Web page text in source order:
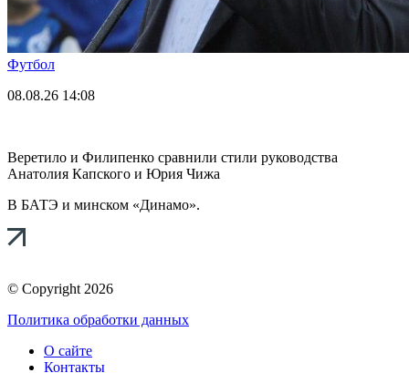
Футбол
08.08.26 14:08
Веретило и Филипенко сравнили стили руководства
Анатолия Капского и Юрия Чижа
В БАТЭ и минском «Динамо».
© Copyright 2026
Политика обработки данных
О сайте
Контакты